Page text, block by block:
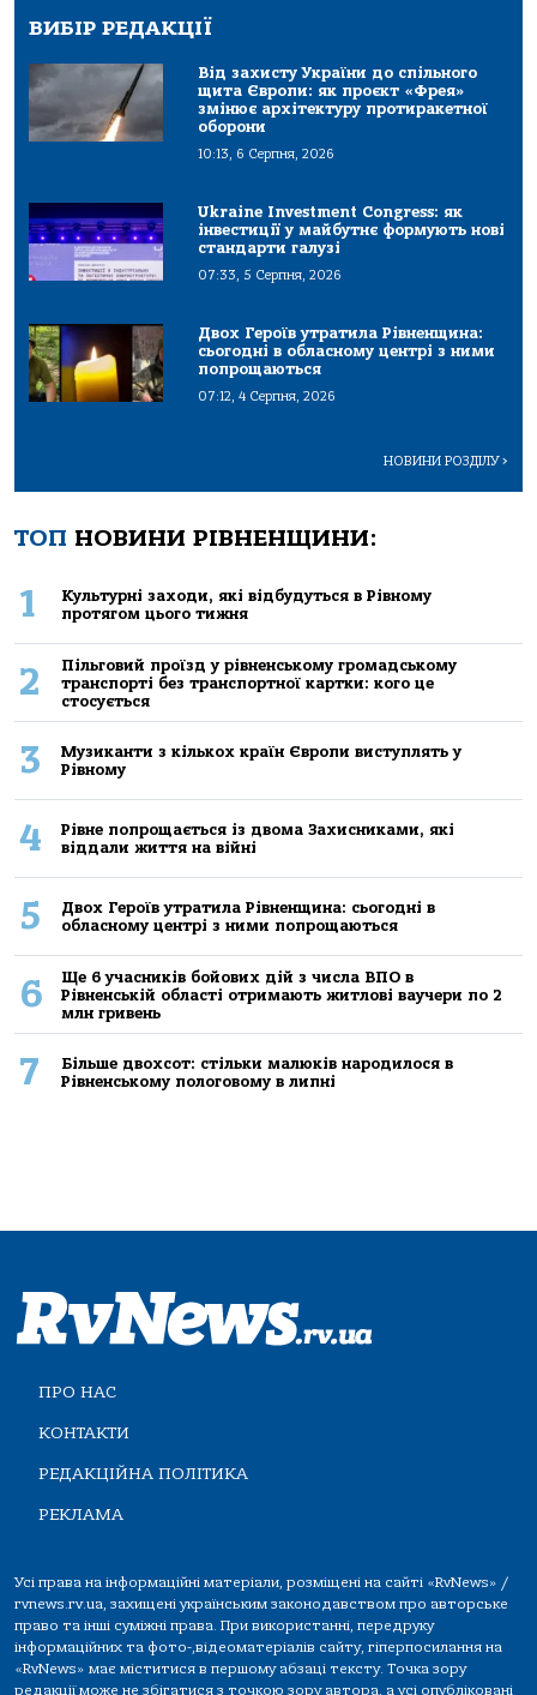
ВИБІР РЕДАКЦІЇ
Від захисту України до спільного
щита Європи: як проєкт «Фрея»
змінює архітектуру протиракетної
оборони
10:13, 6 Серпня, 2026
Ukraine Investment Congress: як
інвестиції у майбутнє формують нові
стандарти галузі
07:33, 5 Серпня, 2026
Двох Героїв утратила Рівненщина:
сьогодні в обласному центрі з ними
попрощаються
07:12, 4 Серпня, 2026
НОВИНИ РОЗДІЛУ>
ТОП НОВИНИ РІВНЕНЩИНИ:
1
Культурні заходи, які відбудуться в Рівному
протягом цього тижня
2
Пільговий проїзд у рівненському громадському
транспорті без транспортної картки: кого це
стосується
3
Музиканти з кількох країн Європи виступлять у
Рівному
4
Рівне попрощається із двома Захисниками, які
віддали життя на війні
5
Двох Героїв утратила Рівненщина: сьогодні в
обласному центрі з ними попрощаються
6
Ще 6 учасників бойових дій з числа ВПО в
Рівненській області отримають житлові ваучери по 2
млн гривень
7
Більше двохсот: стільки малюків народилося в
Рівненському пологовому в липні
ПРО НАС
КОНТАКТИ
РЕДАКЦІЙНА ПОЛІТИКА
РЕКЛАМА
Усі права на інформаційні матеріали, розміщені на сайті «RvNews» /
rvnews.rv.ua, захищені українським законодавством про авторське
право та інші суміжні права. При використанні, передруку
інформаційних та фото-,відеоматеріалів сайту, гіперпосилання на
«RvNews» має міститися в першому абзаці тексту. Точка зору
редакції може не збігатися з точкою зору автора, а усі опубліковані